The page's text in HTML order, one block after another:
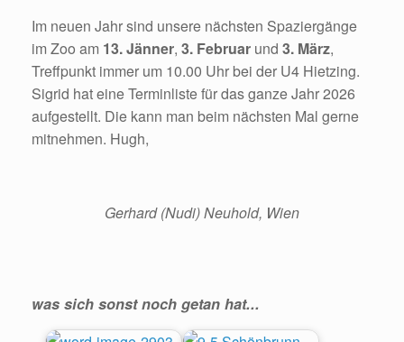
Im neuen Jahr sind unsere nächsten Spaziergänge
im Zoo am 13. Jänner, 3. Februar und 3. März,
Treffpunkt immer um 10.00 Uhr bei der U4 Hietzing.
Sigrid hat eine Terminliste für das ganze Jahr 2026
aufgestellt. Die kann man beim nächsten Mal gerne
mitnehmen. Hugh,
Gerhard (Nudi) Neuhold, Wien
was sich sonst noch getan hat...